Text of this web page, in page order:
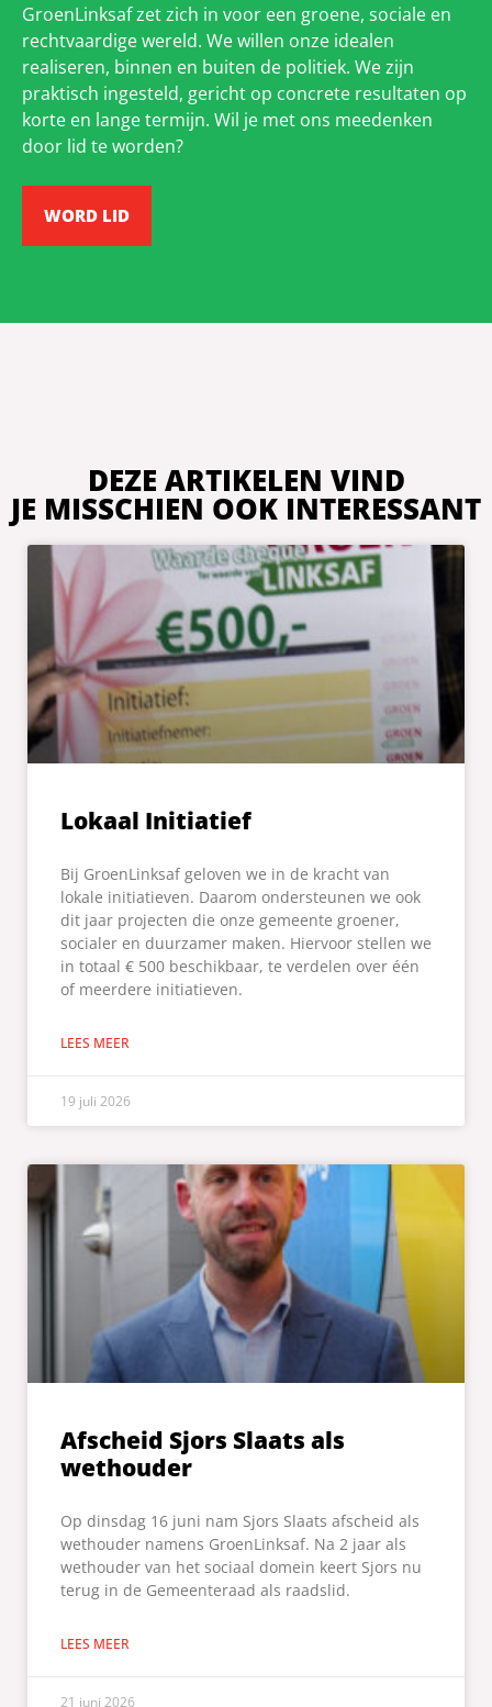
GroenLinksaf zet zich in voor een groene, sociale en
rechtvaardige wereld. We willen onze idealen
realiseren, binnen en buiten de politiek. We zijn
praktisch ingesteld, gericht op concrete resultaten op
korte en lange termijn. Wil je met ons meedenken
door lid te worden?
WORD LID
DEZE ARTIKELEN VIND
JE MISSCHIEN OOK INTERESSANT
Lokaal Initiatief
Bij GroenLinksaf geloven we in de kracht van
lokale initiatieven. Daarom ondersteunen we ook
dit jaar projecten die onze gemeente groener,
socialer en duurzamer maken. Hiervoor stellen we
in totaal € 500 beschikbaar, te verdelen over één
of meerdere initiatieven.
LEES MEER
19 juli 2026
Afscheid Sjors Slaats als
wethouder
Op dinsdag 16 juni nam Sjors Slaats afscheid als
wethouder namens GroenLinksaf. Na 2 jaar als
wethouder van het sociaal domein keert Sjors nu
terug in de Gemeenteraad als raadslid.
LEES MEER
21 juni 2026